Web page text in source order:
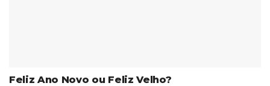
Feliz Ano Novo ou Feliz Velho?